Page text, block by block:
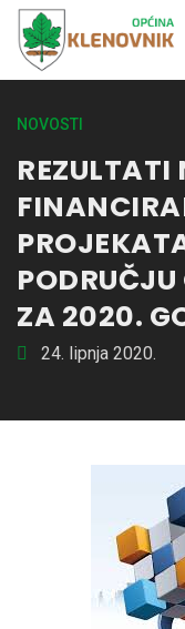
NOVOSTI
ZA 2020.
24. lipnja 2020.